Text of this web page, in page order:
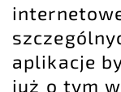
aplikacje
już o tym